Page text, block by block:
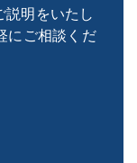
明をいたし
にご相談くだ